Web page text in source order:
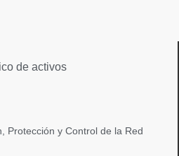
de activos
Protección y Control de la Red